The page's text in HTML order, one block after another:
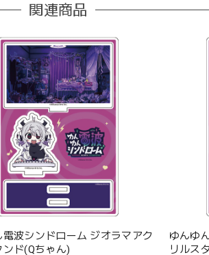
関連商品
電波シンドローム ジオラマアク
ンド(Qちゃん)
ゆんゆ
リルス